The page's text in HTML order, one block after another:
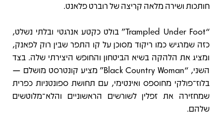
חותכות ושירה מלאה קריצה של רוברט פלאנט.
“Trampled Under Foot” בולט כקטע אנרגטי ובלתי נשלט,
כזה שמרגיש כמו ריקוד מסוכן על קו התפר שבין רוק לפאנק,
ומציג את הלהקה בשיא הביטחון והחופש היצירתי שלה. בצד
השני, “Black Country Woman” מציע קונטרסט מושלם —
בלוז־פולקי מחוספס ואינטימי, עם תחושת ספונטניות כפרית
שמחזירה את זפלין לשורשים הראשוניים והלא־מלוטשים
שלהם.